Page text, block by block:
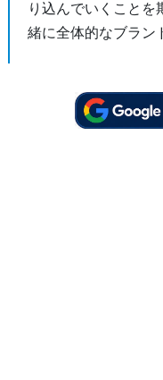
り込んでいくことを
緒に全体的なブラン